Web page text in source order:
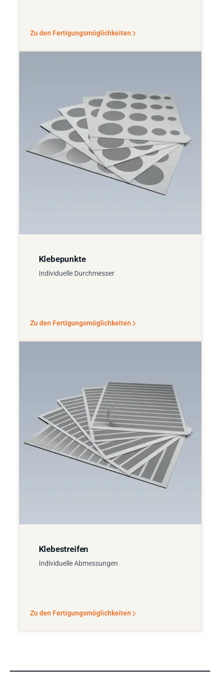
Zu den Fertigungsmöglichkeiten
Klebepunkte
Individuelle Durchmesser
Zu den Fertigungsmöglichkeiten
Klebestreifen
Individuelle Abmessungen
Zu den Fertigungsmöglichkeiten